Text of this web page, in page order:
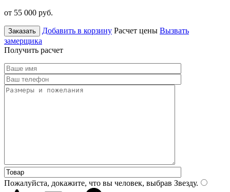
от 55 000 руб.
Заказать Добавить в корзину Расчет цены Вызвать
замерщика
Получить расчет
Пожалуйста, докажите, что вы человек, выбрав Звезду.